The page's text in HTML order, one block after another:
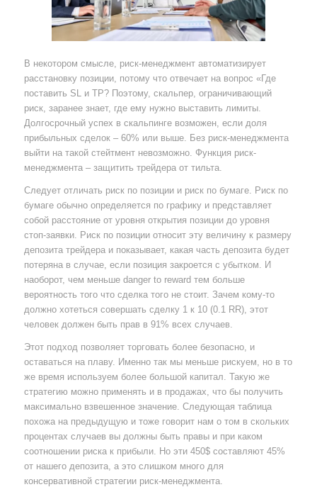
В некотором смысле, риск-менеджмент автоматизирует
расстановку позиции, потому что отвечает на вопрос «Где
поставить SL и TP? Поэтому, скальпер, ограничивающий
риск, заранее знает, где ему нужно выставить лимиты.
Долгосрочный успех в скальпинге возможен, если доля
прибыльных сделок – 60% или выше. Без риск-менеджмента
выйти на такой стейтмент невозможно. Функция риск-
менеджмента – защитить трейдера от тильта.
Следует отличать риск по позиции и риск по бумаге. Риск по
бумаге обычно определяется по графику и представляет
собой расстояние от уровня открытия позиции до уровня
стоп-заявки. Риск по позиции относит эту величину к размеру
депозита трейдера и показывает, какая часть депозита будет
потеряна в случае, если позиция закроется с убытком. И
наоборот, чем меньше danger to reward тем больше
вероятность того что сделка того не стоит. Зачем кому-то
должно хотеться совершать сделку 1 к 10 (0.1 RR), этот
человек должен быть прав в 91% всех случаев.
Этот подход позволяет торговать более безопасно, и
оставаться на плаву. Именно так мы меньше рискуем, но в то
же время используем более большой капитал. Такую же
стратегию можно применять и в продажах, что бы получить
максимально взвешенное значение. Следующая таблица
похожа на предыдущую и тоже говорит нам о том в скольких
процентах случаев вы должны быть правы и при каком
соотношении риска к прибыли. Но эти 450$ составляют 45%
от нашего депозита, а это слишком много для
консервативной стратегии риск-менеджмента.